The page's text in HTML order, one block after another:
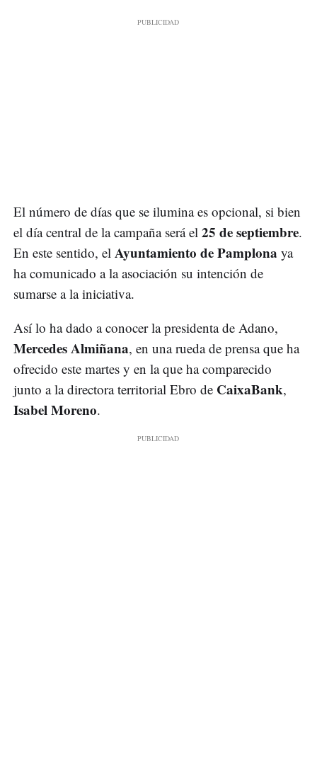
El número de días que se ilumina es opcional, si bien
el día central de la campaña será el 25 de septiembre.
En este sentido, el Ayuntamiento de Pamplona ya
ha comunicado a la asociación su intención de
sumarse a la iniciativa.
Así lo ha dado a conocer la presidenta de Adano,
Mercedes Almiñana, en una rueda de prensa que ha
ofrecido este martes y en la que ha comparecido
junto a la directora territorial Ebro de CaixaBank,
Isabel Moreno.